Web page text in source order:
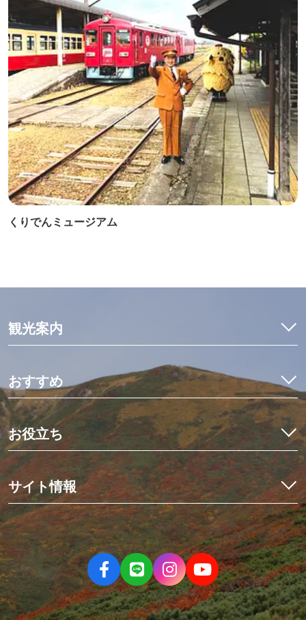
くりでんミュージアム
観光案内
モデルコース
観光・体験
宿泊予約
イベント
アクセス
おすすめ
イワナ料理を食べ比べ
初めての栗駒山とカヤック体験
世界にひとつだけのミニ畳作り
星空観測と世界谷地ツアー
歴史を紡ぐ場所、くりでんミュージアム
冬の花山湖でワカサギを釣ろう！
伊豆沼・内沼でマガンの飛び立ち
親子で楽しむ夏休み
大人の休日旅
人情薫るまち、有壁①まちあるきツアー編
人情薫るまち、有壁②史跡＆食事処編
お役立ち
くりはらでしたい10のこと
栗原の見ごろ
デジタルマップ
ニュース
パンフレット
フォトダウンロード
動画
ねじりほんにょの部屋
サイト情報
栗原市観光物産協会について
お問い合わせ
当サイトのご利用について
サイトマップ